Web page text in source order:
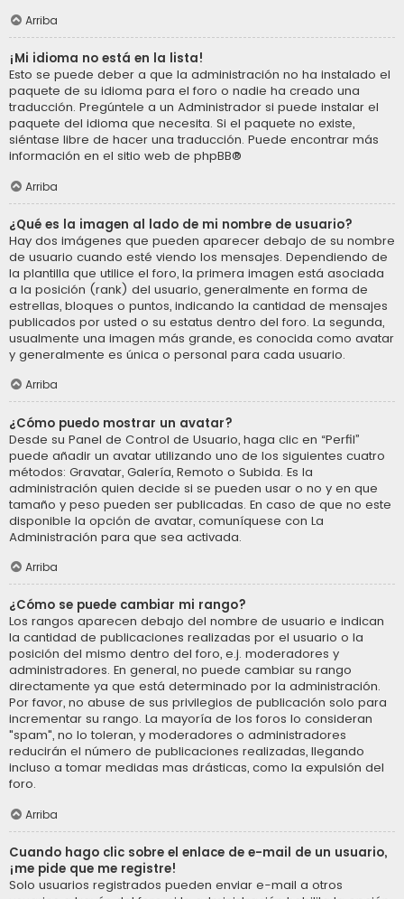
Arriba
¡Mi idioma no está en la lista!
Esto se puede deber a que la administración no ha instalado el
paquete de su idioma para el foro o nadie ha creado una
traducción. Pregúntele a un Administrador si puede instalar el
paquete del idioma que necesita. Si el paquete no existe,
siéntase libre de hacer una traducción. Puede encontrar más
información en el sitio web de phpBB®
Arriba
¿Qué es la imagen al lado de mi nombre de usuario?
Hay dos imágenes que pueden aparecer debajo de su nombre
de usuario cuando esté viendo los mensajes. Dependiendo de
la plantilla que utilice el foro, la primera imagen está asociada
a la posición (rank) del usuario, generalmente en forma de
estrellas, bloques o puntos, indicando la cantidad de mensajes
publicados por usted o su estatus dentro del foro. La segunda,
usualmente una imagen más grande, es conocida como avatar
y generalmente es única o personal para cada usuario.
Arriba
¿Cómo puedo mostrar un avatar?
Desde su Panel de Control de Usuario, haga clic en “Perfil”
puede añadir un avatar utilizando uno de los siguientes cuatro
métodos: Gravatar, Galería, Remoto o Subida. Es la
administración quien decide si se pueden usar o no y en que
tamaño y peso pueden ser publicadas. En caso de que no este
disponible la opción de avatar, comuníquese con La
Administración para que sea activada.
Arriba
¿Cómo se puede cambiar mi rango?
Los rangos aparecen debajo del nombre de usuario e indican
la cantidad de publicaciones realizadas por el usuario o la
posición del mismo dentro del foro, e.j. moderadores y
administradores. En general, no puede cambiar su rango
directamente ya que está determinado por la administración.
Por favor, no abuse de sus privilegios de publicación solo para
incrementar su rango. La mayoría de los foros lo consideran
"spam", no lo toleran, y moderadores o administradores
reducirán el número de publicaciones realizadas, llegando
incluso a tomar medidas mas drásticas, como la expulsión del
foro.
Arriba
Cuando hago clic sobre el enlace de e-mail de un usuario,
¡me pide que me registre!
Solo usuarios registrados pueden enviar e-mail a otros